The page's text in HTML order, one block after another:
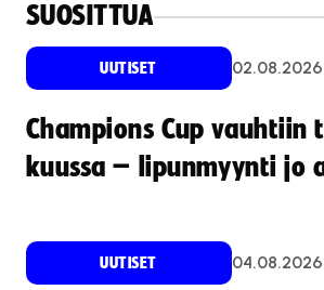
SUOSITTUA
UUTISET 02.08.2026
Champions Cup vauhtiin
kuussa – lipunmyynti jo
UUTISET 04.08.2026